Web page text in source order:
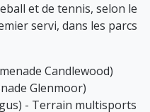
et de tennis, selon le
servi, dans les parcs
Candlewood)
Glenmoor)
- Terrain multisports